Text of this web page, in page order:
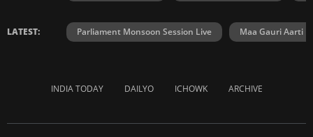
LATEST: Parliament Monsoon Session Live Maa Gauri Aarti
INDIA TODAY DAILYO ICHOWK ARCHIVE